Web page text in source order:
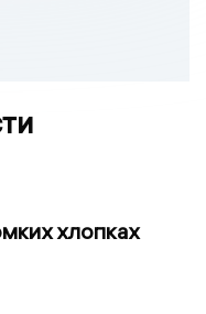
хлопках